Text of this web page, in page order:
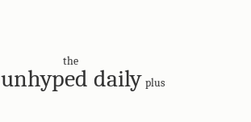
the
unhyped daily plus